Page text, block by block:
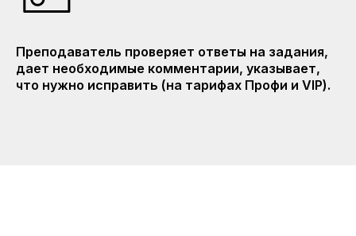
Преподаватель проверяет ответы на задания,
дает необходимые комментарии, указывает,
что нужно исправить (на тарифах Профи и VIP).